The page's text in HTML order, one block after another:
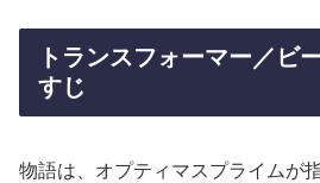
トランスフォーマー／ビ
すじ
物語は、オプティマスプライムが